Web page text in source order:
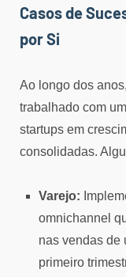
Casos de
por Si
Ao longo dos
trabalhado com
startups em
consolidadas.
Varejo:
omnichannel
nas vendas de
primeiro